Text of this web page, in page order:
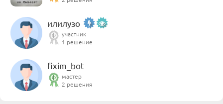
илилузо
участник
1 решение
fixim_bot
мастер
2 решения